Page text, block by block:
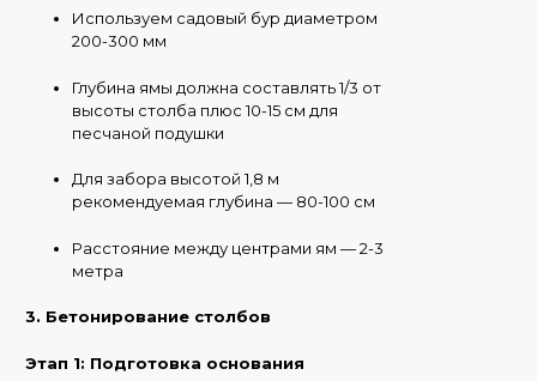
Используем садовый бур диаметром
200-300 мм
Глубина ямы должна составлять 1/3 от
высоты столба плюс 10-15 см для
песчаной подушки
Для забора высотой 1,8 м
рекомендуемая глубина — 80-100 см
Расстояние между центрами ям — 2-3
метра
3. Бетонирование столбов
Этап 1: Подготовка основания